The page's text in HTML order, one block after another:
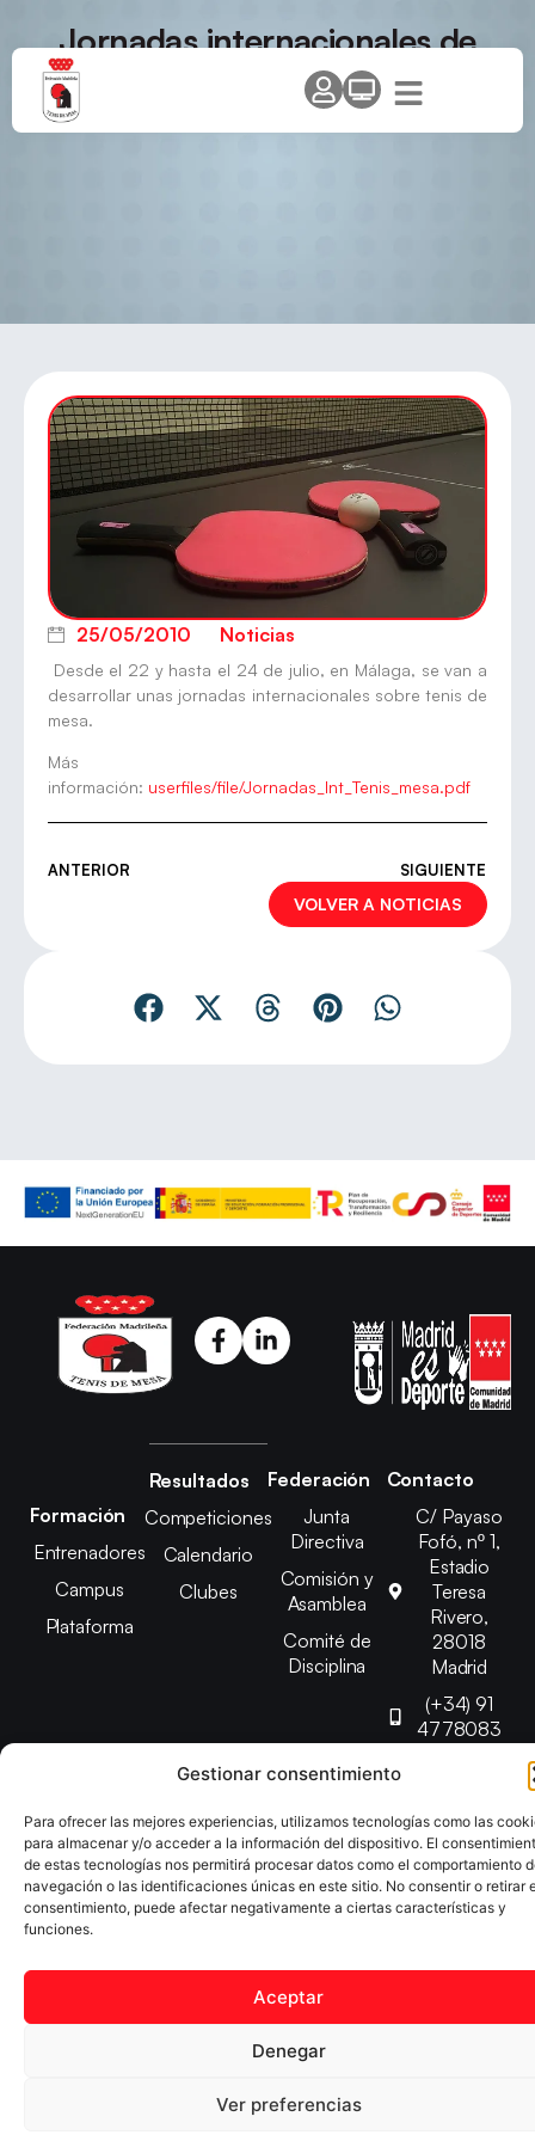
Gestionar consentimiento
Para ofrecer las mejores experiencias, utilizamos tecnologías como las
para almacenar y/o acceder a la información del dispositivo. El
de estas tecnologías nos permitirá procesar datos como el comportamiento
navegación o las identificaciones únicas en este sitio. No consentir o retirar
consentimiento, puede afectar negativamente a ciertas características y
funciones.
Aceptar
Denegar
Ver preferencias
Jornadas internacionales de
tenis de mesa
25/05/2010 Noticias
Desde el 22 y hasta el 24 de julio, en Málaga, se van a
desarrollar unas jornadas internacionales sobre tenis de
mesa.
Más
información: userfiles/file/Jornadas_Int_Tenis_mesa.pdf
ANTERIOR SIGUIENTE
VOLVER A NOTICIAS
Formación
Entrenadores
Campus
Plataforma
Resultados
Competiciones
Calendario
Clubes
Federación
Junta
Directiva
Comisión y
Asamblea
Comité de
Disciplina
Contacto
C/ Payaso
Fofó, nº 1,
Estadio
Teresa
Rivero,
28018
Madrid
(+34) 91
4778083
Copyright © 2025 Federación Madrileña de Tenis de Mesa |
Desarrollado porTOOOLS
Aviso Legal